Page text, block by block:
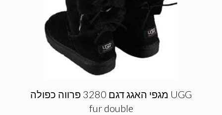
מגפי האגג דגם 3280 פרווה כפולה UGG
fur double